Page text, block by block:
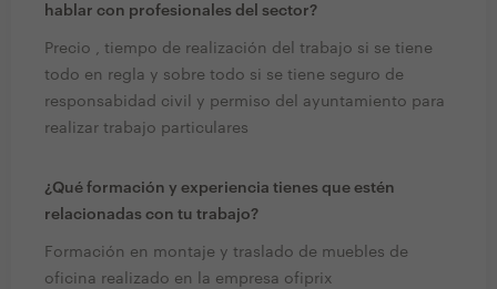
hablar con profesionales del sector?
Precio , tiempo de realización del trabajo si se tiene
todo en regla y sobre todo si se tiene seguro de
responsabidad civil y permiso del ayuntamiento para
realizar trabajo particulares
¿Qué formación y experiencia tienes que estén
relacionadas con tu trabajo?
Formación en montaje y traslado de muebles de
oficina realizado en la empresa ofiprix